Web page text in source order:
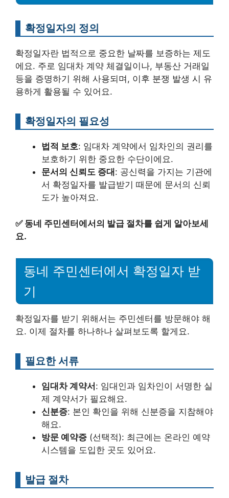
확정일자의 정의
확정일자란 법적으로 중요한 날짜를 보증하는 제도
에요. 주로 임대차 계약 체결일이나, 부동산 거래일
등을 증명하기 위해 사용되며, 이후 분쟁 발생 시 유
용하게 활용될 수 있어요.
확정일자의 필요성
법적 보호: 임대차 계약에서 임차인의 권리를
보호하기 위한 중요한 수단이에요.
문서의 신뢰도 증대 : 공신력을 가지는 기관에
서 확정일자를 발급받기 때문에 문서의 신뢰
도가 높아져요.
✅ 동네 주민센터에서의 발급 절차를 쉽게 알아보세
요.
동네 주민센터에서 확정일자 받
기
확정일자를 받기 위해서는 주민센터를 방문해야 해
요. 이제 절차를 하나하나 살펴보도록 할게요.
필요한 서류
임대차 계약서: 임대인과 임차인이 서명한 실
제 계약서가 필요해요.
신분증: 본인 확인을 위해 신분증을 지참해야
해요.
방문 예약증 (선택적): 최근에는 온라인 예약
시스템을 도입한 곳도 있어요.
발급 절차